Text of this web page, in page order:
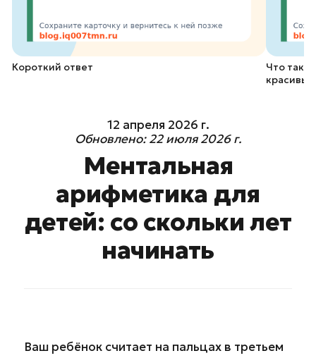
Короткий ответ
Что
красивых
12 апреля 2026 г.
Обновлено:22 июля 2026 г.
Ментальная
арифметика для
детей: со скольки лет
начинать
Ваш ребёнок считает на пальцах в третьем